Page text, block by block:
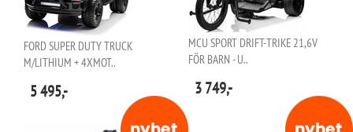
FORD SUPER DUTY TRUCK
M/LITHIUM + 4XMOT..
5 495,-
MCU SPORT DRIFT-TRIKE 21,6V
FÖR BARN - U..
3 749,-